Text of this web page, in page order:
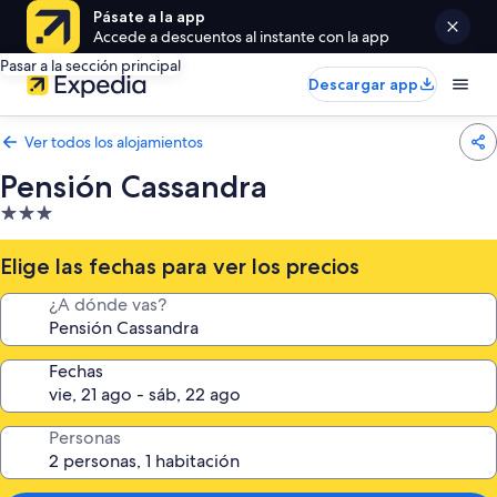
Pásate a la app
Accede a descuentos al instante con la app
Pasar a la sección principal
Descargar app
Ver todos los alojamientos
Pensión Cassandra
Alojamiento
de
3.0 estrellas
Elige las fechas para ver los precios
¿A dónde vas?
Fechas
Personas